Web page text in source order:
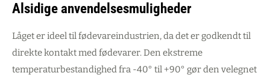
Alsidige anvendelsesmuligheder
Låget er ideel til fødevareindustrien, da det er godkendt til
direkte kontakt med fødevarer. Den ekstreme
temperaturbestandighed fra -40° til +90° gør den velegnet